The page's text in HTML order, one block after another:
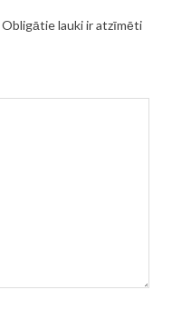
Obligātie lauki ir atzīmēti